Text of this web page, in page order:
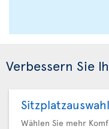
Verbessern Sie
Sitzplatzauswahl
Wählen Sie mehr